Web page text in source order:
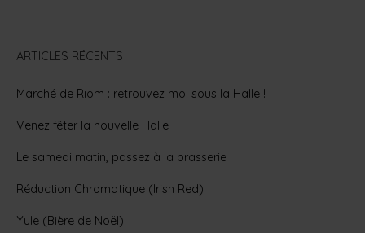
ARTICLES RÉCENTS
Marché de Riom : retrouvez moi sous la Halle !
Venez fêter la nouvelle Halle
Le samedi matin, passez à la brasserie !
Réduction Chromatique (Irish Red)
Yule (Bière de Noël)